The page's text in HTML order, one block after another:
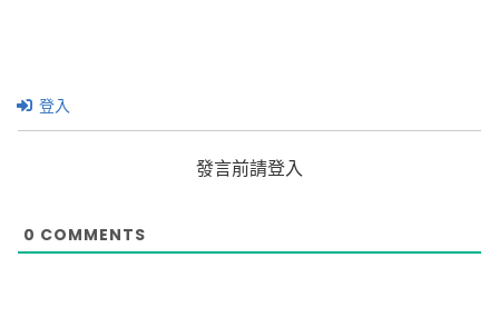
登入
發言前請登入
0 COMMENTS